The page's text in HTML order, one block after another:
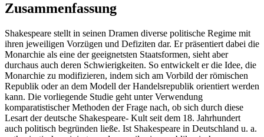
Zusammenfassung
Shakespeare stellt in seinen Dramen diverse politische Regime mit
ihren jeweiligen Vorzügen und Defiziten dar. Er präsentiert dabei die
Monarchie als eine der geeignetsten Staatsformen, sieht aber
durchaus auch deren Schwierigkeiten. So entwickelt er die Idee, die
Monarchie zu modifizieren, indem sich am Vorbild der römischen
Republik oder an dem Modell der Handelsrepublik orientiert werden
kann. Die vorliegende Studie geht unter Verwendung
komparatistischer Methoden der Frage nach, ob sich durch diese
Lesart der deutsche Shakespeare- Kult seit dem 18. Jahrhundert
auch politisch begründen ließe. Ist Shakespeare in Deutschland u. a.